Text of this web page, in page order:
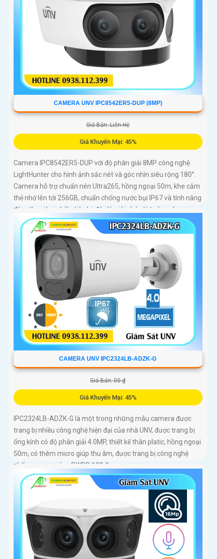
CAMERA UNV IPC8542ER5-DUP (8MP)
Giá Bán: Liên Hệ
Giá Khuyến Mại: 45%
Camera IPC8542ER5-DUP với độ phân giải 8MP công nghệ
LightHunter cho hình ảnh sắc nét và góc nhìn siêu rộng 180°.
Camera hỗ trợ chuẩn nén Ultra265, hồng ngoại 50m, khe cắm
thẻ nhớ lên tới 256GB, chuẩn chống nước bụi IP67 và tính năng
đàm thoại hai chiều tiện lợi đây là giải pháp lý tưởng cho an
ninh trong nhà và ngoài trời
CAMERA UNV IPC2324LB-ADZK-G
Giá Bán: 00 ₫
Giá Khuyến Mại: 45%
IPC2324LB-ADZK-G là một trong những mẫu camera được
trang bị nhiều công nghệ hiện đại của nhà UNV, được trang bị
ống kính có độ phân giải 4.0MP, thiết kế thân platic, hồng ngoại
50m, có thêm micro giúp thu âm, được trang bị công nghệ
chống ngược sáng DWDR 120db